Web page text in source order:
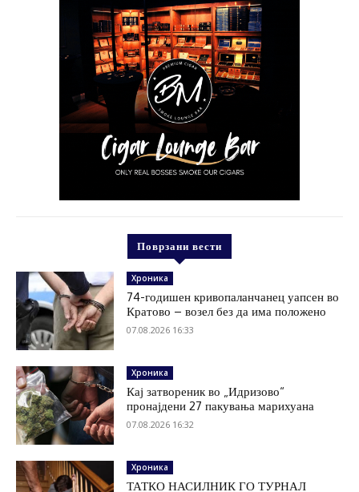
Поврзани вести
Хроника
74-годишен кривопаланчанец уапсен во
Кратово – возел без да има положено
07.08.2026 16:33
Хроника
Кај затвореник во „Идризово“
пронајдени 27 пакувања марихуана
07.08.2026 16:32
Хроника
ТАТКО НАСИЛНИК ГО ТУРНАЛ